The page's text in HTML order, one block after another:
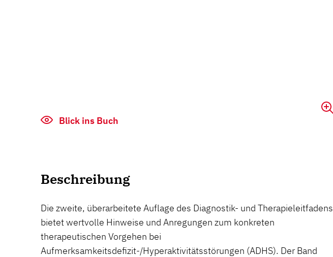
Blick ins Buch
Beschreibung
Die zweite, überarbeitete Auflage des Diagnostik- und Therapieleitfadens
bietet wertvolle Hinweise und Anregungen zum konkreten
therapeutischen Vorgehen bei
Aufmerksamkeitsdefizit-/Hyperaktivitätsstörungen (ADHS). Der Band